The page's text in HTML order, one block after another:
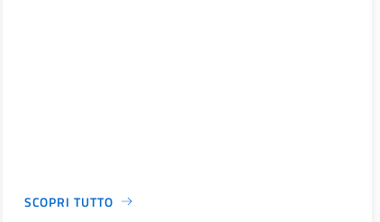
SCOPRI TUTTO